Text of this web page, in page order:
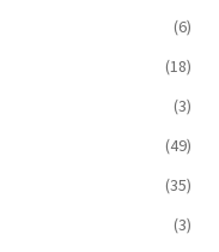
(6)
(18)
(3)
(49)
(35)
(3)